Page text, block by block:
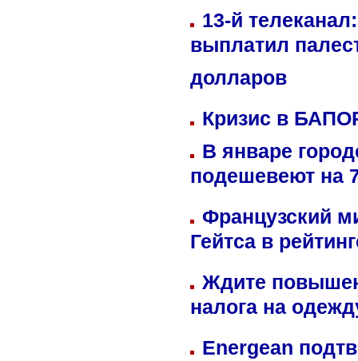
13-й
выплатил
долларов
Кризис в
В январе
подешевеют на
Французский
Гейтса в
Ждите
налога на
Energean